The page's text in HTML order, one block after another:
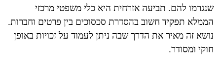
שנגרמו להם. תביעה אזרחית היא כלי משפטי מרכזי
הממלא תפקיד חשוב בהסדרת סכסוכים בין פרטים וחברות.
נושא זה מאיר את הדרך שבה ניתן לעמוד על זכויות באופן
חוקי ומסודר.